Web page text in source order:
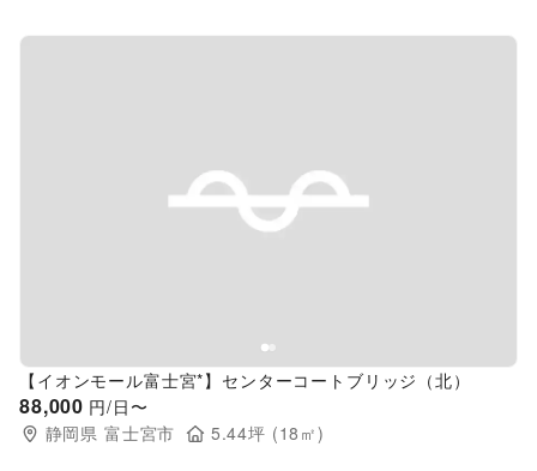
Previous slide
【イオンモール富士宮*】センターコートブリッジ（北）
88,000 円/日〜
静岡県 富士宮市 5.44坪 (18 ㎡)